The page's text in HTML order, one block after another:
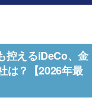
控えるiDeCo、金
は？【2026年最